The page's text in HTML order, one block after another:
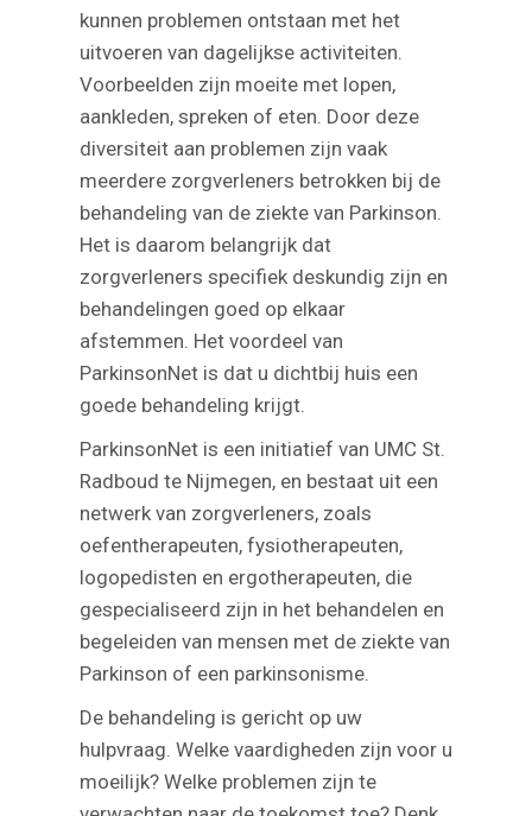
kunnen problemen ontstaan met het
uitvoeren van dagelijkse activiteiten.
Voorbeelden zijn moeite met lopen,
aankleden, spreken of eten. Door deze
diversiteit aan problemen zijn vaak
meerdere zorgverleners betrokken bij de
behandeling van de ziekte van Parkinson.
Het is daarom belangrijk dat
zorgverleners specifiek deskundig zijn en
behandelingen goed op elkaar
afstemmen. Het voordeel van
ParkinsonNet is dat u dichtbij huis een
goede behandeling krijgt.
ParkinsonNet is een initiatief van UMC St.
Radboud te Nijmegen, en bestaat uit een
netwerk van zorgverleners, zoals
oefentherapeuten, fysiotherapeuten,
logopedisten en ergotherapeuten, die
gespecialiseerd zijn in het behandelen en
begeleiden van mensen met de ziekte van
Parkinson of een parkinsonisme.
De behandeling is gericht op uw
hulpvraag. Welke vaardigheden zijn voor u
moeilijk? Welke problemen zijn te